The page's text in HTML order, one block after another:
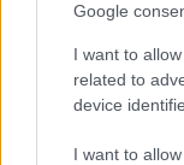
Google
I want to
related to
device
I want to